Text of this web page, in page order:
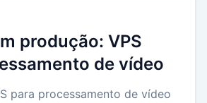
produção: VPS
de vídeo
para processamento de vídeo